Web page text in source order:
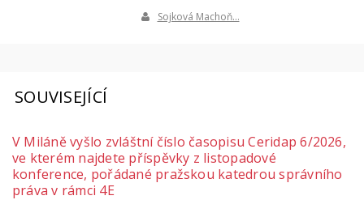
Sojková Machoň…
SOUVISEJÍCÍ
V Miláně vyšlo zvláštní číslo časopisu Ceridap 6/2026,
ve kterém najdete příspěvky z listopadové
konference, pořádané pražskou katedrou správního
práva v rámci 4E